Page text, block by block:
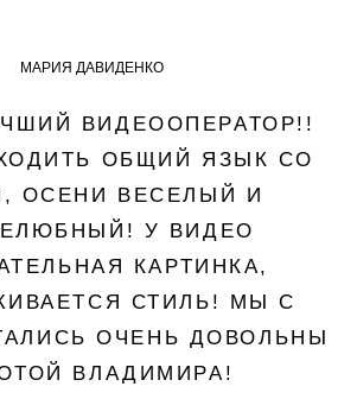
МАРИЯ ДАВИДЕНКО
ВИДЕООПЕРАТОР!!
ОБЩИЙ ЯЗЫК СО
ОСЕНИ ВЕСЕЛЫЙ И
У ВИДЕО
КАРТИНКА,
СТИЛЬ! МЫ С
ОЧЕНЬ ДОВОЛЬНЫ
ВЛАДИМИРА!